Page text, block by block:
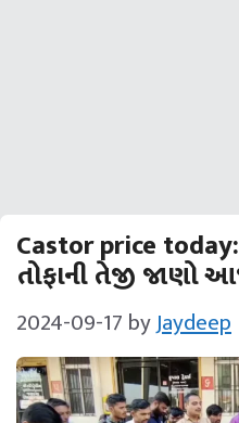
Castor price
તોફાની તેજી જાણો
2024-09-17 byJaydeep